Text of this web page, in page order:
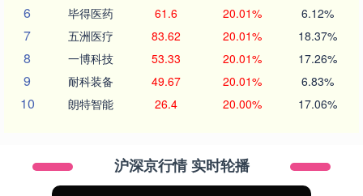
6 毕得医药 61.6 20.01% 6.12%
7 五洲医疗 83.62 20.01% 18.37%
8 一博科技 53.33 20.01% 17.26%
9 耐科装备 49.67 20.01% 6.83%
10 朗特智能 26.4 20.00% 17.06%
沪深京行情 实时轮播